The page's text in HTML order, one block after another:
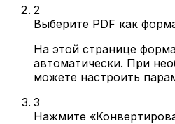
2
Выберите PDF как
На этой странице
автоматически. При
можете настроить
3
Нажмите